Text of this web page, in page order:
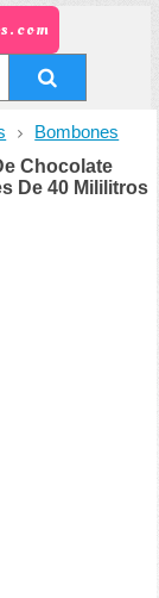
Bombones
Chocolate
De 40 Mililitros